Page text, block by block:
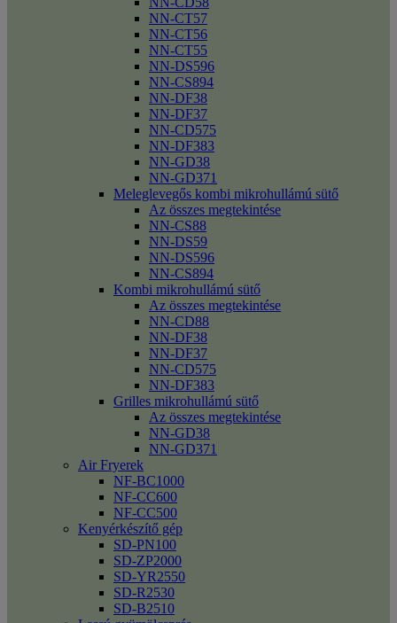
NN-CT57
NN-CT56
NN-CT55
NN-DS596
NN-CS894
NN-DF38
NN-DF37
NN-CD575
NN-DF383
NN-GD38
NN-GD371
Meleglevegős kombi mikrohullámú sütő
Az összes megtekintése
NN-CS88
NN-DS59
NN-DS596
NN-CS894
Kombi mikrohullámú sütő
Az összes megtekintése
NN-CD88
NN-DF38
NN-DF37
NN-CD575
NN-DF383
Grilles mikrohullámú sütő
Az összes megtekintése
NN-GD38
NN-GD371
Air Fryerek
NF-BC1000
NF-CC600
NF-CC500
Kenyérkészítő gép
SD-PN100
SD-ZP2000
SD-YR2550
SD-R2530
SD-B2510